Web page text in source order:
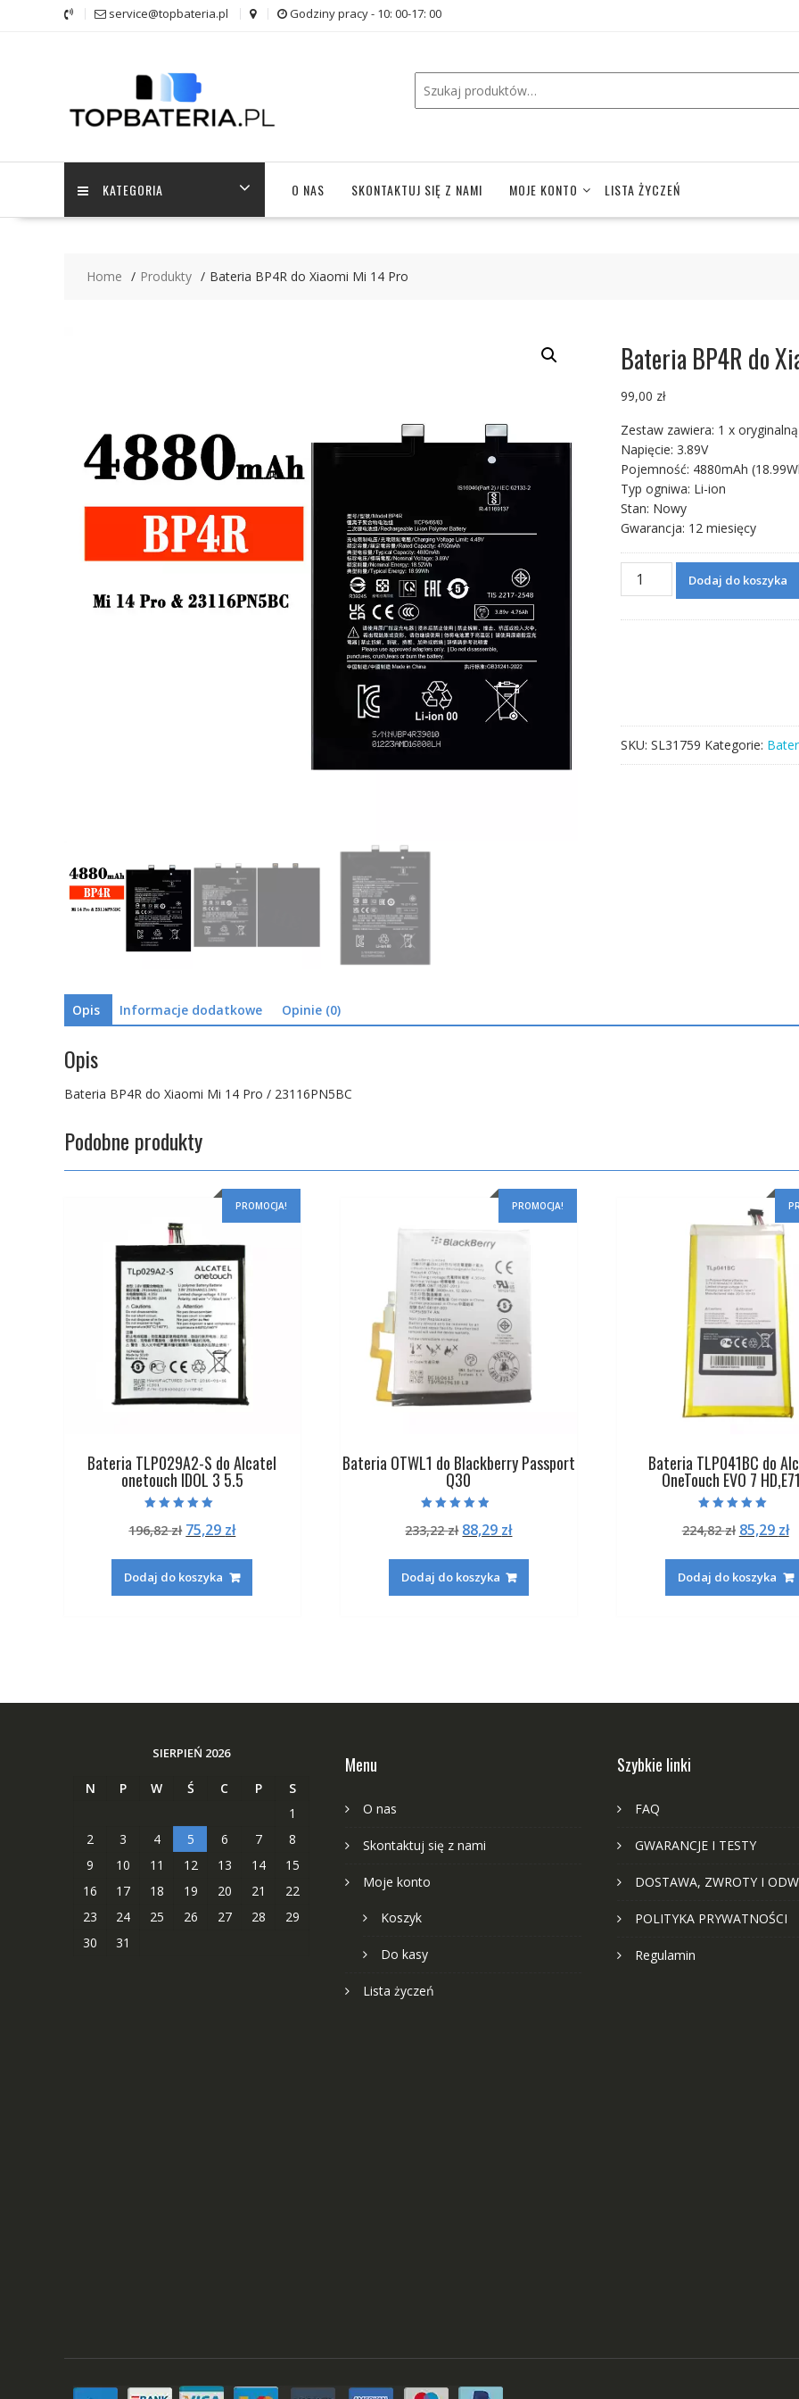
service@topbateria.pl Godziny pracy - 10: 00-17: 00
KATEGORIA O NAS SKONTAKTUJ SIĘ Z NAMI MOJE KONTO LISTA ŻYCZEŃ
Home Produkty Bateria BP4R do Xiaomi Mi 14 Pro
Bateria BP4R do
99,00 zł
Zestaw zawiera: 1 x
Napięcie: 3.89V
Pojemność: 4880mAh
Typ ogniwa: Li-ion
Stan: Nowy
Gwarancja: 12 miesięcy
ilość
Dodaj do koszyka
SKU: SL31759 Kategorie:
Opis Informacje dodatkowe Opinie (0)
Opis
Bateria BP4R do Xiaomi Mi 14 Pro / 23116PN5BC
Podobne produkty
PROMOCJA!
Bateria TLP029A2-S do Alcatel
onetouch IDOL 3 5.5
5.00
na 5
196,82zł Pierwotna
wynosiła:
196,82 zł.
75,29 złAktualna
75,29 zł.
Dodaj do koszyka
PROMOCJA!
Bateria OTWL1 do Blackberry Passport
Q30
4.50
na 5
233,22zł Pierwotna
wynosiła:
233,22 zł.
88,29 złAktualna
88,29 zł.
Dodaj do koszyka
Bateria TLP041BC do
OneTouch EVO 7
5.00
na 5
224,82zł
wynosiła:
224,82 zł.
85,29 zł
Dodaj do koszyka
SIERPIEŃ 2026
N P W Ś C P
S
1
2
3 4 5 6 7
8
9
10 11 12 13 14
15
16
17 18 19 20 21
22
23
24 25 26 27 28
29
30
31
Menu
O nas
Skontaktuj się z nami
Moje konto
Koszyk
Do kasy
Lista życzeń
Szybkie linki
FAQ
GWARANCJE I TESTY
DOSTAWA, ZWROTY I
POLITYKA PRYWATNOŚCI
Regulamin